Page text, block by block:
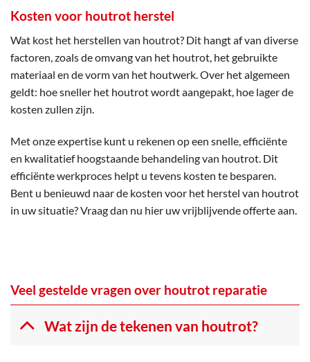
Kosten voor houtrot herstel
Wat kost het herstellen van houtrot? Dit hangt af van diverse
factoren, zoals de omvang van het houtrot, het gebruikte
materiaal en de vorm van het houtwerk. Over het algemeen
geldt: hoe sneller het houtrot wordt aangepakt, hoe lager de
kosten zullen zijn.
Met onze expertise kunt u rekenen op een snelle, efficiënte
en kwalitatief hoogstaande behandeling van houtrot. Dit
efficiënte werkproces helpt u tevens kosten te besparen.
Bent u benieuwd naar de kosten voor het herstel van houtrot
in uw situatie? Vraag dan nu hier uw vrijblijvende offerte aan.
Veel gestelde vragen over houtrot reparatie
Wat zijn de tekenen van houtrot?